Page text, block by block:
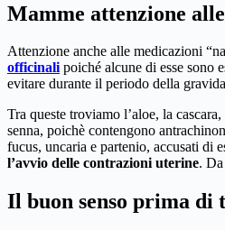
Mamme attenzione
Attenzione anche alle medicazioni
officinalipoiché alcune di esse sono
evitare durante il periodo della
Tra queste troviamo l’aloe, la
senna, poichè contengono
fucus, uncaria e partenio, accusati di
l’avvio delle contrazioni uterine.
Il buon senso prima di